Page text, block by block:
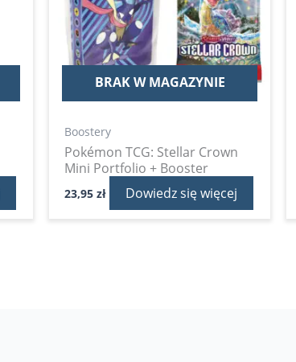
BRAK W MAGAZYNIE
Boostery
Pokémon TCG: Stellar Crown
Mini Portfolio + Booster
23,95zł Dowiedz się więcej